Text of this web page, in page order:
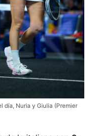
día, Nuria y Giulia (Premier